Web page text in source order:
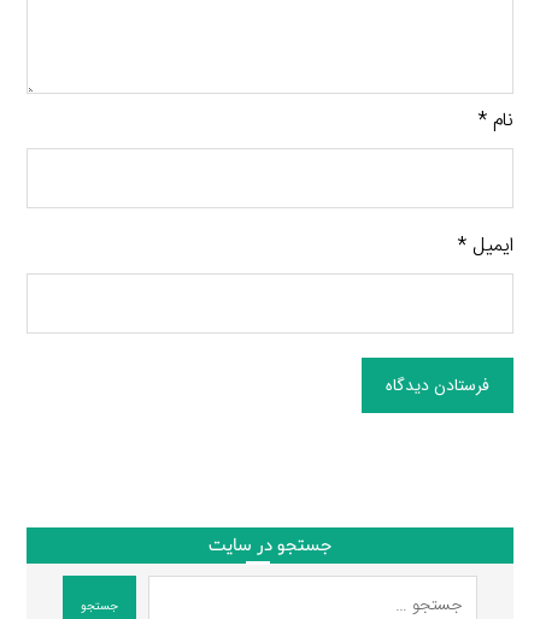
نام*
ایمیل*
فرستادن دیدگاه
جستجو در سایت
جستجو